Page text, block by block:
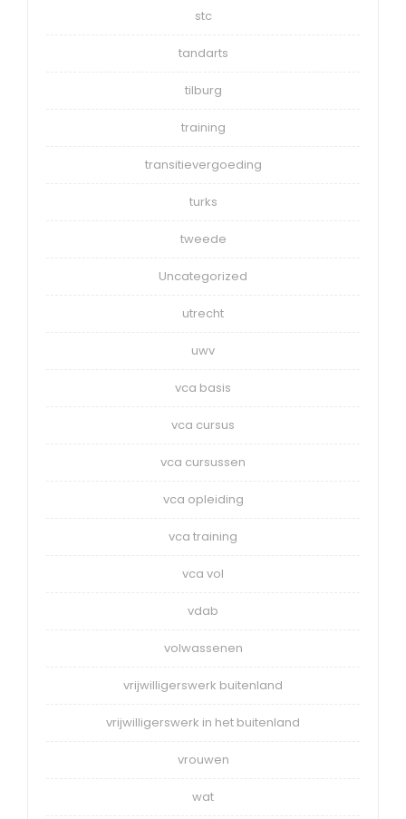
stc
tandarts
tilburg
training
transitievergoeding
turks
tweede
Uncategorized
utrecht
uwv
vca basis
vca cursus
vca cursussen
vca opleiding
vca training
vca vol
vdab
volwassenen
vrijwilligerswerk buitenland
vrijwilligerswerk in het buitenland
vrouwen
wat